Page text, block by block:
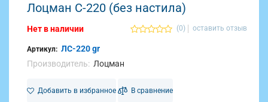
Лоцман С-220 (без настила)
Нет в наличии (0) оставить отзыв
Артикул: ЛС-220 gr
Производитель: Лоцман
Добавить в избранное В сравнение